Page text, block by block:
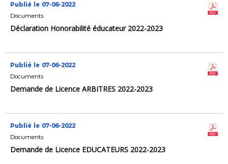
Publié le 07-06-2022
Documents
Déclaration Honorabilité éducateur 2022-2023
Publié le 07-06-2022
Documents
Demande de Licence ARBITRES 2022-2023
Publié le 07-06-2022
Documents
Demande de Licence EDUCATEURS 2022-2023